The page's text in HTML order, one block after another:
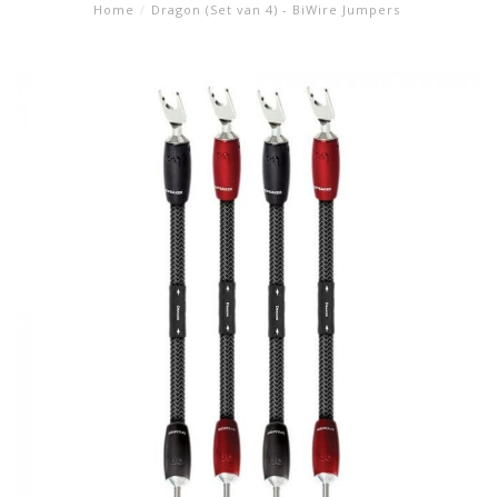
Home / Dragon (Set van 4) - BiWire Jumpers